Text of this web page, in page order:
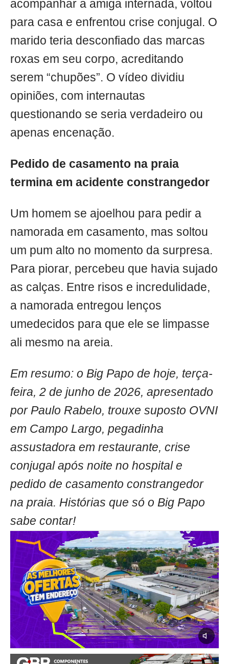
acompanhar a amiga internada, voltou
para casa e enfrentou crise conjugal. O
marido teria desconfiado das marcas
roxas em seu corpo, acreditando
serem “chupões”. O vídeo dividiu
opiniões, com internautas
questionando se seria verdadeiro ou
apenas encenação.
Pedido de casamento na praia
termina em acidente constrangedor
Um homem se ajoelhou para pedir a
namorada em casamento, mas soltou
um pum alto no momento da surpresa.
Para piorar, percebeu que havia sujado
as calças. Entre risos e incredulidade,
a namorada entregou lenços
umedecidos para que ele se limpasse
ali mesmo na areia.
Em resumo: o Big Papo de hoje, terça-
feira, 2 de junho de 2026, apresentado
por Paulo Rabelo, trouxe suposto OVNI
em Campo Largo, pegadinha
assustadora em restaurante, crise
conjugal após noite no hospital e
pedido de casamento constrangedor
na praia. Histórias que só o Big Papo
sabe contar!